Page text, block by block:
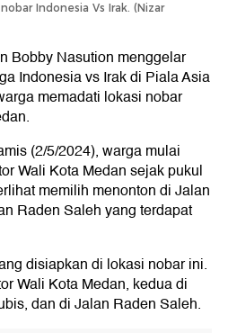
Indonesia Vs Irak. (Nizar
Bobby Nasution menggelar
Indonesia vs Irak di Piala Asia
memadati lokasi nobar
(2/5/2024), warga mulai
Wali Kota Medan sejak pukul
memilih menonton di Jalan
Raden Saleh yang terdapat
disiapkan di lokasi nobar ini.
Wali Kota Medan, kedua di
dan di Jalan Raden Saleh.